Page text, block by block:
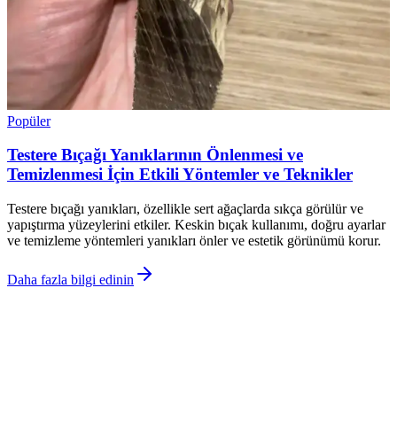
Popüler
Testere Bıçağı Yanıklarının Önlenmesi ve
Temizlenmesi İçin Etkili Yöntemler ve Teknikler
Testere bıçağı yanıkları, özellikle sert ağaçlarda sıkça görülür ve
yapıştırma yüzeylerini etkiler. Keskin bıçak kullanımı, doğru ayarlar
ve temizleme yöntemleri yanıkları önler ve estetik görünümü korur.
Daha fazla bilgi edinin